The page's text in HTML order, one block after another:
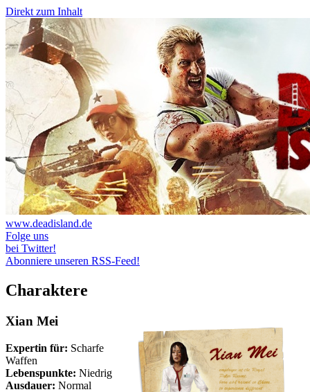
Direkt zum Inhalt
www.deadisland.de
Folge uns
bei Twitter!
Abonniere unseren RSS-Feed!
Charaktere
Xian Mei
Expertin für: Scharfe
Waffen
Lebenspunkte: Niedrig
Ausdauer: Normal